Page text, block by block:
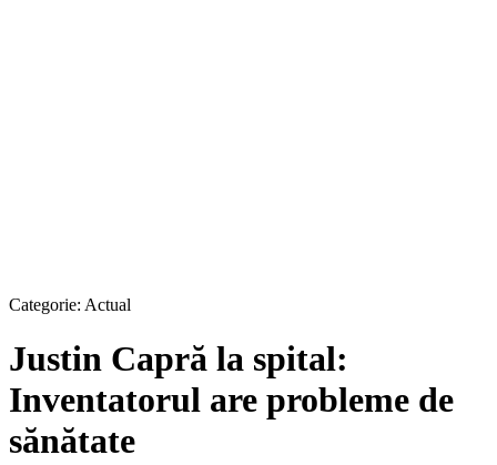
Categorie: Actual
Justin Capră la spital:
Inventatorul are probleme de
sănătate